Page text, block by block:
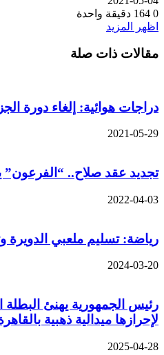
0
دقيقة واحدة
اظهر المزيد
مقالات ذات صلة
دراجات هوائية: إلغاء دورة
2021-05-29
تجديد عقد صلاح.. “الفرعون”
2022-04-03
رياضة: تسليم ملعبي الدويرة
2024-03-20
رئيس الجمهورية يهنئ البطلة
لإحرازها ميدالية ذهبية
2025-04-28